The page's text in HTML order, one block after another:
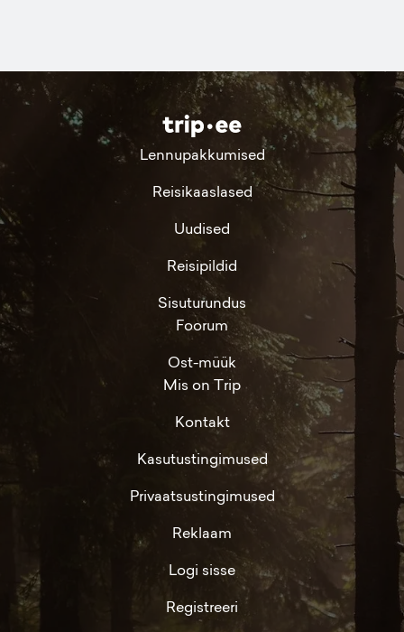
Lennupakkumised
Reisikaaslased
Uudised
Reisipildid
Sisuturundus
Foorum
Ost-müük
Mis on Trip
Kontakt
Kasutustingimused
Privaatsustingimused
Reklaam
Logi sisse
Registreeri